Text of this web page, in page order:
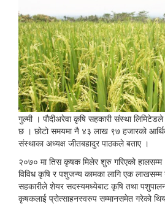
गुल्मी । पौदीअरेवा कृषि सहकारी संस्था लिमिटेडले
छ । छोटो समयमा नै ४३ लाख ९७ हजारको
संस्थाका अध्यक्ष जीतबहादुर पाठकले बताए ।
२०७० मा तिस कृषक मिलेर शुरु गरिएको
विविध कृषि र पशुजन्य कामका लागि एक
सहकारीले शेयर सदस्यमध्येबाट कृषि तथा
कृषकलाई प्रोत्साहनस्वरुप सम्मानसमेत गरेको